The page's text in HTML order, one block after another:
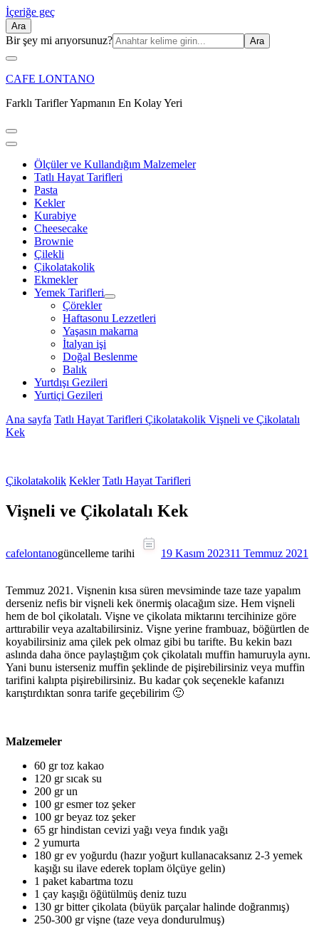
İçeriğe geç
Ara
Ara:
Bir şey mi arıyorsunuz?
CAFE LONTANO
Farklı Tarifler Yapmanın En Kolay Yeri
Ölçüler ve Kullandığım Malzemeler
Tatlı Hayat Tarifleri
Pasta
Kekler
Kurabiye
Cheesecake
Brownie
Çilekli
Çikolatakolik
Ekmekler
Yemek Tarifleri
Çörekler
Haftasonu Lezzetleri
Yaşasın makarna
İtalyan işi
Doğal Beslenme
Balık
Yurtdışı Gezileri
Yurtiçi Gezileri
Ana sayfa Tatlı Hayat Tarifleri Çikolatakolik Vişneli ve Çikolatalı
Kek
Çikolatakolik Kekler Tatlı Hayat Tarifleri
Vişneli ve Çikolatalı Kek
cafelontanogüncelleme tarihi 19 Kasım 202311 Temmuz 2021
Temmuz 2021. Vişnenin kısa süren mevsiminde taze taze yapalım
derseniz nefis bir vişneli kek önermiş olacağım size. Hem vişneli
hem de bol çikolatalı. Vişne ve çikolata miktarını tercihinize göre
arttırabilir veya azaltabilirsiniz. Vişne yerine frambuaz, böğürtlen de
koyabilirsiniz ama çilek pek olmaz gibi bu tarifte. Bu kekin bazı
aslında daha önce paylaştığım çok çikolatalı muffin hamuruyla aynı.
Yani bunu isterseniz muffin şeklinde de pişirebilirsiniz veya muffin
tarifini kalıpta pişirebilirsiniz. Bu kadar çok seçenekle kafanızı
karıştırdıktan sonra tarife geçebilirim 🙂
Malzemeler
60 gr toz kakao
120 gr sıcak su
200 gr un
100 gr esmer toz şeker
100 gr beyaz toz şeker
65 gr hindistan cevizi yağı veya fındık yağı
2 yumurta
180 gr ev yoğurdu (hazır yoğurt kullanacaksanız 2-3 yemek
kaşığı su ilave ederek toplam ölçüye gelin)
1 paket kabartma tozu
1 çay kaşığı öğütülmüş deniz tuzu
130 gr bitter çikolata (büyük parçalar halinde doğranmış)
250-300 gr vişne (taze veya dondurulmuş)